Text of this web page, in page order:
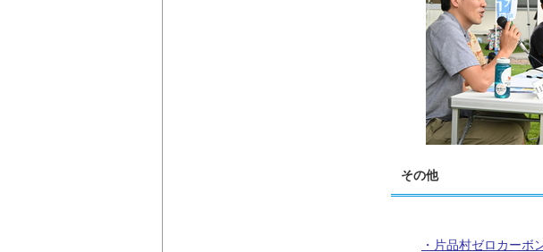
その他
・片品村ゼロカーボ